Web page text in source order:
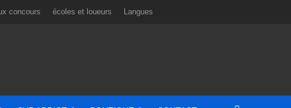
concours écoles et loueurs Langues